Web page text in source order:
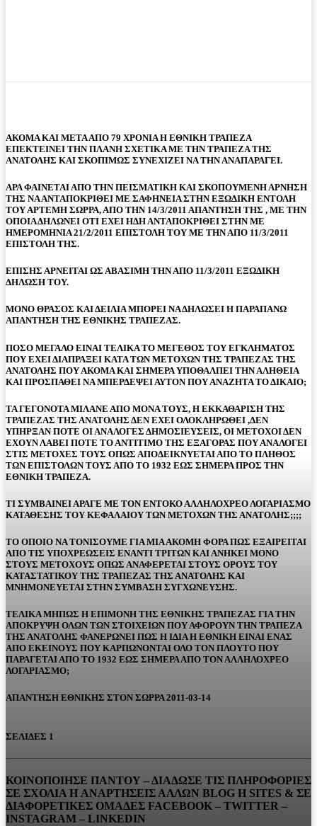
ΑΚΟΜΑ ΚΑΙ ΜΕΤΑ ΑΠΟ 79 ΧΡΟΝΙΑ Η ΕΘΝΙΚΗ ΤΡΑΠΕΖΑ
ΕΠΕΚΤΕΙΝΕΙ ΤΗΝ ΠΛΑΝΗ ΣΧΕΤΙΚΑ ΜΕ ΤΗΝ ΤΡΑΠΕΖΑ ΤΗΣ
ΑΝΑΤΟΛΗΣ ΚΑΙ ΣΚΟΠΙΜΩΣ ΣΥΝΕΧΙΖΕΙ ΝΑ ΤΗΝ ΑΝΑΠΑΡΑΓΕΙ.
ΑΡΑ ΦΑΙΝΕΤΑΙ ΑΠΟ ΤΗΝ ΠΕΙΣΜΑΤΙΚΗ ΚΑΙ ΣΚΟΠΟΥΜΕΝΗ ΑΡΝΗΣΗ
ΤΗΣ ΝΑ ΑΝΤΑΠΟΚΡΙΘΕΙ ΜΕ ΣΑΦΗΝΕΙΑ ΣΤΗΝ ΕΞΩΔΙΚΗ ΕΝΤΟΛΗ
ΤΟΥ ΑΡΤΕΜΗ ΣΩΡΡΑ, ΑΠΟ ΤΗΝ 14/3/2011 ΑΠΑΝΤΗΣΗ ΤΗΣ , ΜΕ ΤΗΝ
ΟΠΟΙΑ ΔΗΛΩΝΕΙ ΟΤΙ ΕΧΕΙ ΗΔΗ ΑΝΤΑΠΟΚΡΙΘΕΙ ΣΤΗΝ ΜΕ
ΗΜΕΡΟΜΗΝΙΑ 21/2/2011 ΕΠΙΣΤΟΛΗ ΤΟΥ ΜΕ ΤΗΝ ΑΠΟ 11/3/2011
ΕΠΙΣΤΟΛΗ ΤΗΣ.
ΕΠΙΣΗΣ ΑΡΝΕΙΤΑΙ ΩΣ ΑΒΑΣΙΜΗ ΤΗΝ ΑΠΟ 11/3/2011 ΕΞΩΔΙΚΗ
ΔΗΛΩΣΗ ΤΟΥ.
ΜΟΝΟ ΘΡΑΣΟΣ ΚΑΙ ΔΕΙΛΙΑ ΜΠΟΡΕΙ ΝΑ ΔΗΛΩΣΕΙ Η ΠΑΡΑΠΑΝΩ
ΑΠΑΝΤΗΣΗ ΤΗΣ ΕΘΝΙΚΗΣ ΤΡΑΠΕΖΑΣ.
ΠΟΣΟ ΜΕΓΑΛΟ ΕΙΝΑΙ ΤΕΛΙΚΑ ΤΟ ΜΕΓΕΘΟΣ ΤΟΥ ΕΓΚΛΗΜΑΤΟΣ
ΠΟΥ ΕΧΕΙ ΔΙΑΠΡΑΞΕΙ ΚΑΤΑ ΤΩΝ ΜΕΤΟΧΩΝ ΤΗΣ ΤΡΑΠΕΖΑΣ ΤΗΣ
ΑΝΑΤΟΛΗΣ ΠΟΥ ΑΚΟΜΑ ΚΑΙ ΣΗΜΕΡΑ ΥΠΟΘΑΛΠΕΙ ΤΗΝ ΑΛΗΘΕΙΑ
ΚΑΙ ΠΡΟΣΠΑΘΕΙ ΝΑ ΜΠΕΡΔΕΨΕΙ ΑΥΤΟΝ ΠΟΥ ΑΝΑΖΗΤΑ ΤΟ ΔΙΚΑΙΟ;
ΤΑ ΓΕΓΟΝΟΤΑ ΜΙΛΑΝΕ ΑΠΟ ΜΟΝΑ ΤΟΥΣ, Η ΕΚΚΑΘΑΡΙΣΗ ΤΗΣ
ΤΡΑΠΕΖΑΣ ΤΗΣ ΑΝΑΤΟΛΗΣ ΔΕΝ ΕΧΕΙ ΟΛΟΚΛΗΡΩΘΕΙ ,ΔΕΝ
ΥΠΗΡΞΑΝ ΠΟΤΕ ΟΙ ΑΝΑΛΟΓΕΣ ΔΗΜΟΣΙΕΥΣΕΙΣ, ΟΙ ΜΕΤΟΧΟΙ ΔΕΝ
ΕΧΟΥΝ ΛΑΒΕΙ ΠΟΤΕ ΤΟ ΑΝΤΙΤΙΜΟ ΤΗΣ ΕΞΑΓΟΡΑΣ ΠΟΥ ΑΝΑΛΟΓΕΙ
ΣΤΙΣ ΜΕΤΟΧΕΣ ΤΟΥΣ ΟΠΩΣ ΑΠΟΔΕΙΚΝΥΕΤΑΙ ΑΠΟ ΤΟ ΠΛΗΘΟΣ
ΤΩΝ ΕΠΙΣΤΟΛΩΝ ΤΟΥΣ ΑΠΟ ΤΟ 1932 ΕΩΣ ΣΗΜΕΡΑ ΠΡΟΣ ΤΗΝ
ΕΘΝΙΚΗ ΤΡΑΠΕΖΑ.
ΤΙ ΣΥΜΒΑΙΝΕΙ ΑΡΑΓΕ ΜΕ ΤΟΝ ΕΝΤΟΚΟ ΑΛΛΗΛΟΧΡΕΟ ΛΟΓΑΡΙΑΣΜΟ
ΚΑΤΑΘΕΣΗΣ ΤΟΥ ΚΕΦΑΛΑΙΟΥ ΤΩΝ ΜΕΤΟΧΩΝ ΤΗΣ ΑΝΑΤΟΛΗΣ;;;;
ΤΟ ΟΠΟΙΟ ΝΑ ΤΟΝΙΣΟΥΜΕ ΓΙΑ ΜΙΑ ΑΚΟΜΗ ΦΟΡΑ ΠΩΣ ΕΞΑΙΡΕΙΤΑΙ
ΑΠΟ ΤΙΣ ΥΠΟΧΡΕΩΣΕΙΣ ΕΝΑΝΤΙ ΤΡΙΤΩΝ ΚΑΙ ΑΝΗΚΕΙ ΜΟΝΟ
ΣΤΟΥΣ ΜΕΤΟΧΟΥΣ ΟΠΩΣ ΑΝΑΦΕΡΕΤΑΙ ΣΤΟΥΣ ΟΡΟΥΣ ΤΟΥ
ΚΑΤΑΣΤΑΤΙΚΟΥ ΤΗΣ ΤΡΑΠΕΖΑΣ ΤΗΣ ΑΝΑΤΟΛΗΣ ΚΑΙ
ΜΝΗΜΟΝΕΥΕΤΑΙ ΣΤΗΝ ΣΥΜΒΑΣΗ ΣΥΓΧΩΝΕΥΣΗΣ.
ΤΕΛΙΚΑ ΜΗΠΩΣ Η ΕΠΙΜΟΝΗ ΤΗΣ ΕΘΝΙΚΗΣ ΤΡΑΠΕΖΑΣ ΓΙΑ ΤΗΝ
ΑΠΟΚΡΥΨΗ ΟΛΩΝ ΤΩΝ ΣΤΟΙΧΕΙΩΝ ΠΟΥ ΑΦΟΡΟΥΝ ΤΗΝ ΤΡΑΠΕΖΑ
ΤΗΣ ΑΝΑΤΟΛΗΣ ΦΑΝΕΡΩΝΕΙ ΠΩΣ Η ΙΔΙΑ Η ΕΘΝΙΚΗ ΕΙΝΑΙ ΕΝΑΣ
ΑΠΟ ΕΚΕΙΝΟΥΣ ΠΟΥ ΚΑΡΠΩΝΟΝΤΑΙ ΟΛΟ ΤΟΝ ΠΛΟΥΤΟ ΠΟΥ
ΠΑΡΑΓΕΤΑΙ ΑΠΟ ΤΟ 1932 ΕΩΣ ΣΗΜΕΡΑ ΑΠΟ ΤΟΝ ΑΛΛΗΛΟΧΡΕΟ
ΛΟΓΑΡΙΑΣΜΟ;
ΑΠΑΝΤΗΣΗ ΕΘΝΙΚΗΣ ΣΤΟΝ ΣΩΡΡΑ 2011-03-14
ΣΕΛΙΔΕΣ 1
ΚΟΙΝΟΠΟΙΗΣΕ ΠΑΝΤΟΥ – ΔΙΑΔΩΣΕ ΤΙΣ ΠΛΗΡΟΦΟΡΙΕΣ
ΣΕ ΣΧΟΛΙΑ H ΑΝAΡΤΗΣΕΙΣ ΑΛΛΩΝ BLOG H SITES & ΣΕ
ΔΙΑΦΟΡΕTIKEΣ ΟΜΑΔΕΣ FACEBOOK – TWITTER –
INSTAGRAM – LINKEDIN